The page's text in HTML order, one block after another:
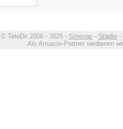
© TeleDir 2006 - 2026 - Sitemap- Städte-
Als Amazon-Partner verdienen